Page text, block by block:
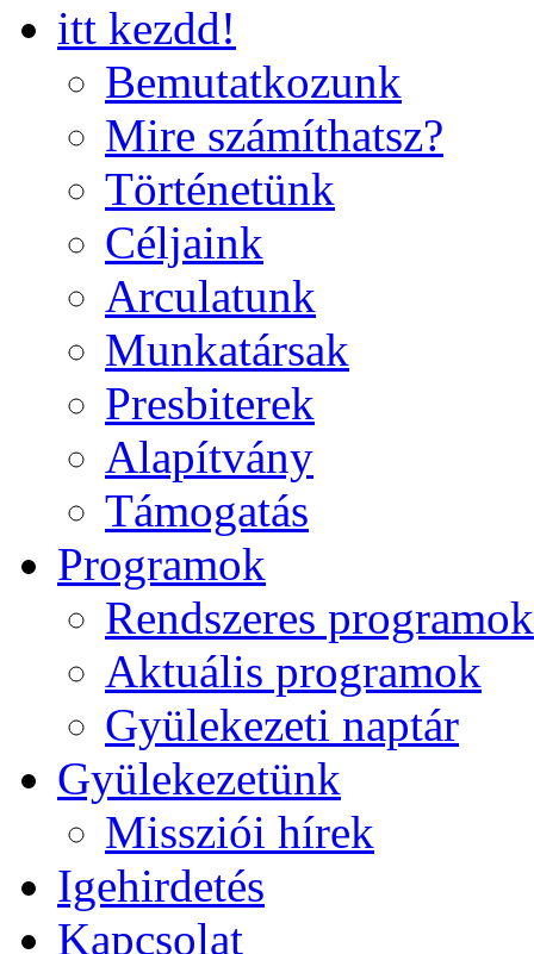
itt kezdd!
Bemutatkozunk
Mire számíthatsz?
Történetünk
Céljaink
Arculatunk
Munkatársak
Presbiterek
Alapítvány
Támogatás
Programok
Rendszeres programok
Aktuális programok
Gyülekezeti naptár
Gyülekezetünk
Missziói hírek
Igehirdetés
Kapcsolat